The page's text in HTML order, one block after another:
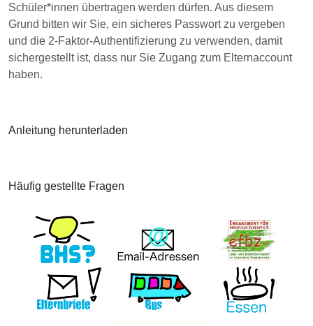
Schüler*innen übertragen werden dürfen. Aus diesem
Grund bitten wir Sie, ein sicheres Passwort zu vergeben
und die 2-Faktor-Authentifizierung zu verwenden, damit
sichergestellt ist, dass nur Sie Zugang zum Elternaccount
haben.
Anleitung herunterladen
Häufig gestellte Fragen